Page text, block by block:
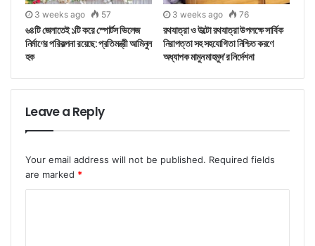
3 weeks ago 57
৬৪টি জেলাতেই ১টি করে স্পোর্টস ভিলেজ
নির্মাণের পরিকল্পনা রয়েছে: প্রতিমন্ত্রী আমিনুল
হক
3 weeks ago 76
রথযাত্রা ও উল্টো রথযাত্রা উপলক্ষে সার্বিক
নিরাপত্তা সহ সহযোগিতা নিশ্চিত করণে
অধ্যাপক মামুন মাহমুদ’র নির্দেশনা
Leave a Reply
Your email address will not be published. Required fields
are marked *